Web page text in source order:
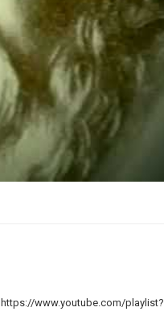
www.youtube.com/playlist?